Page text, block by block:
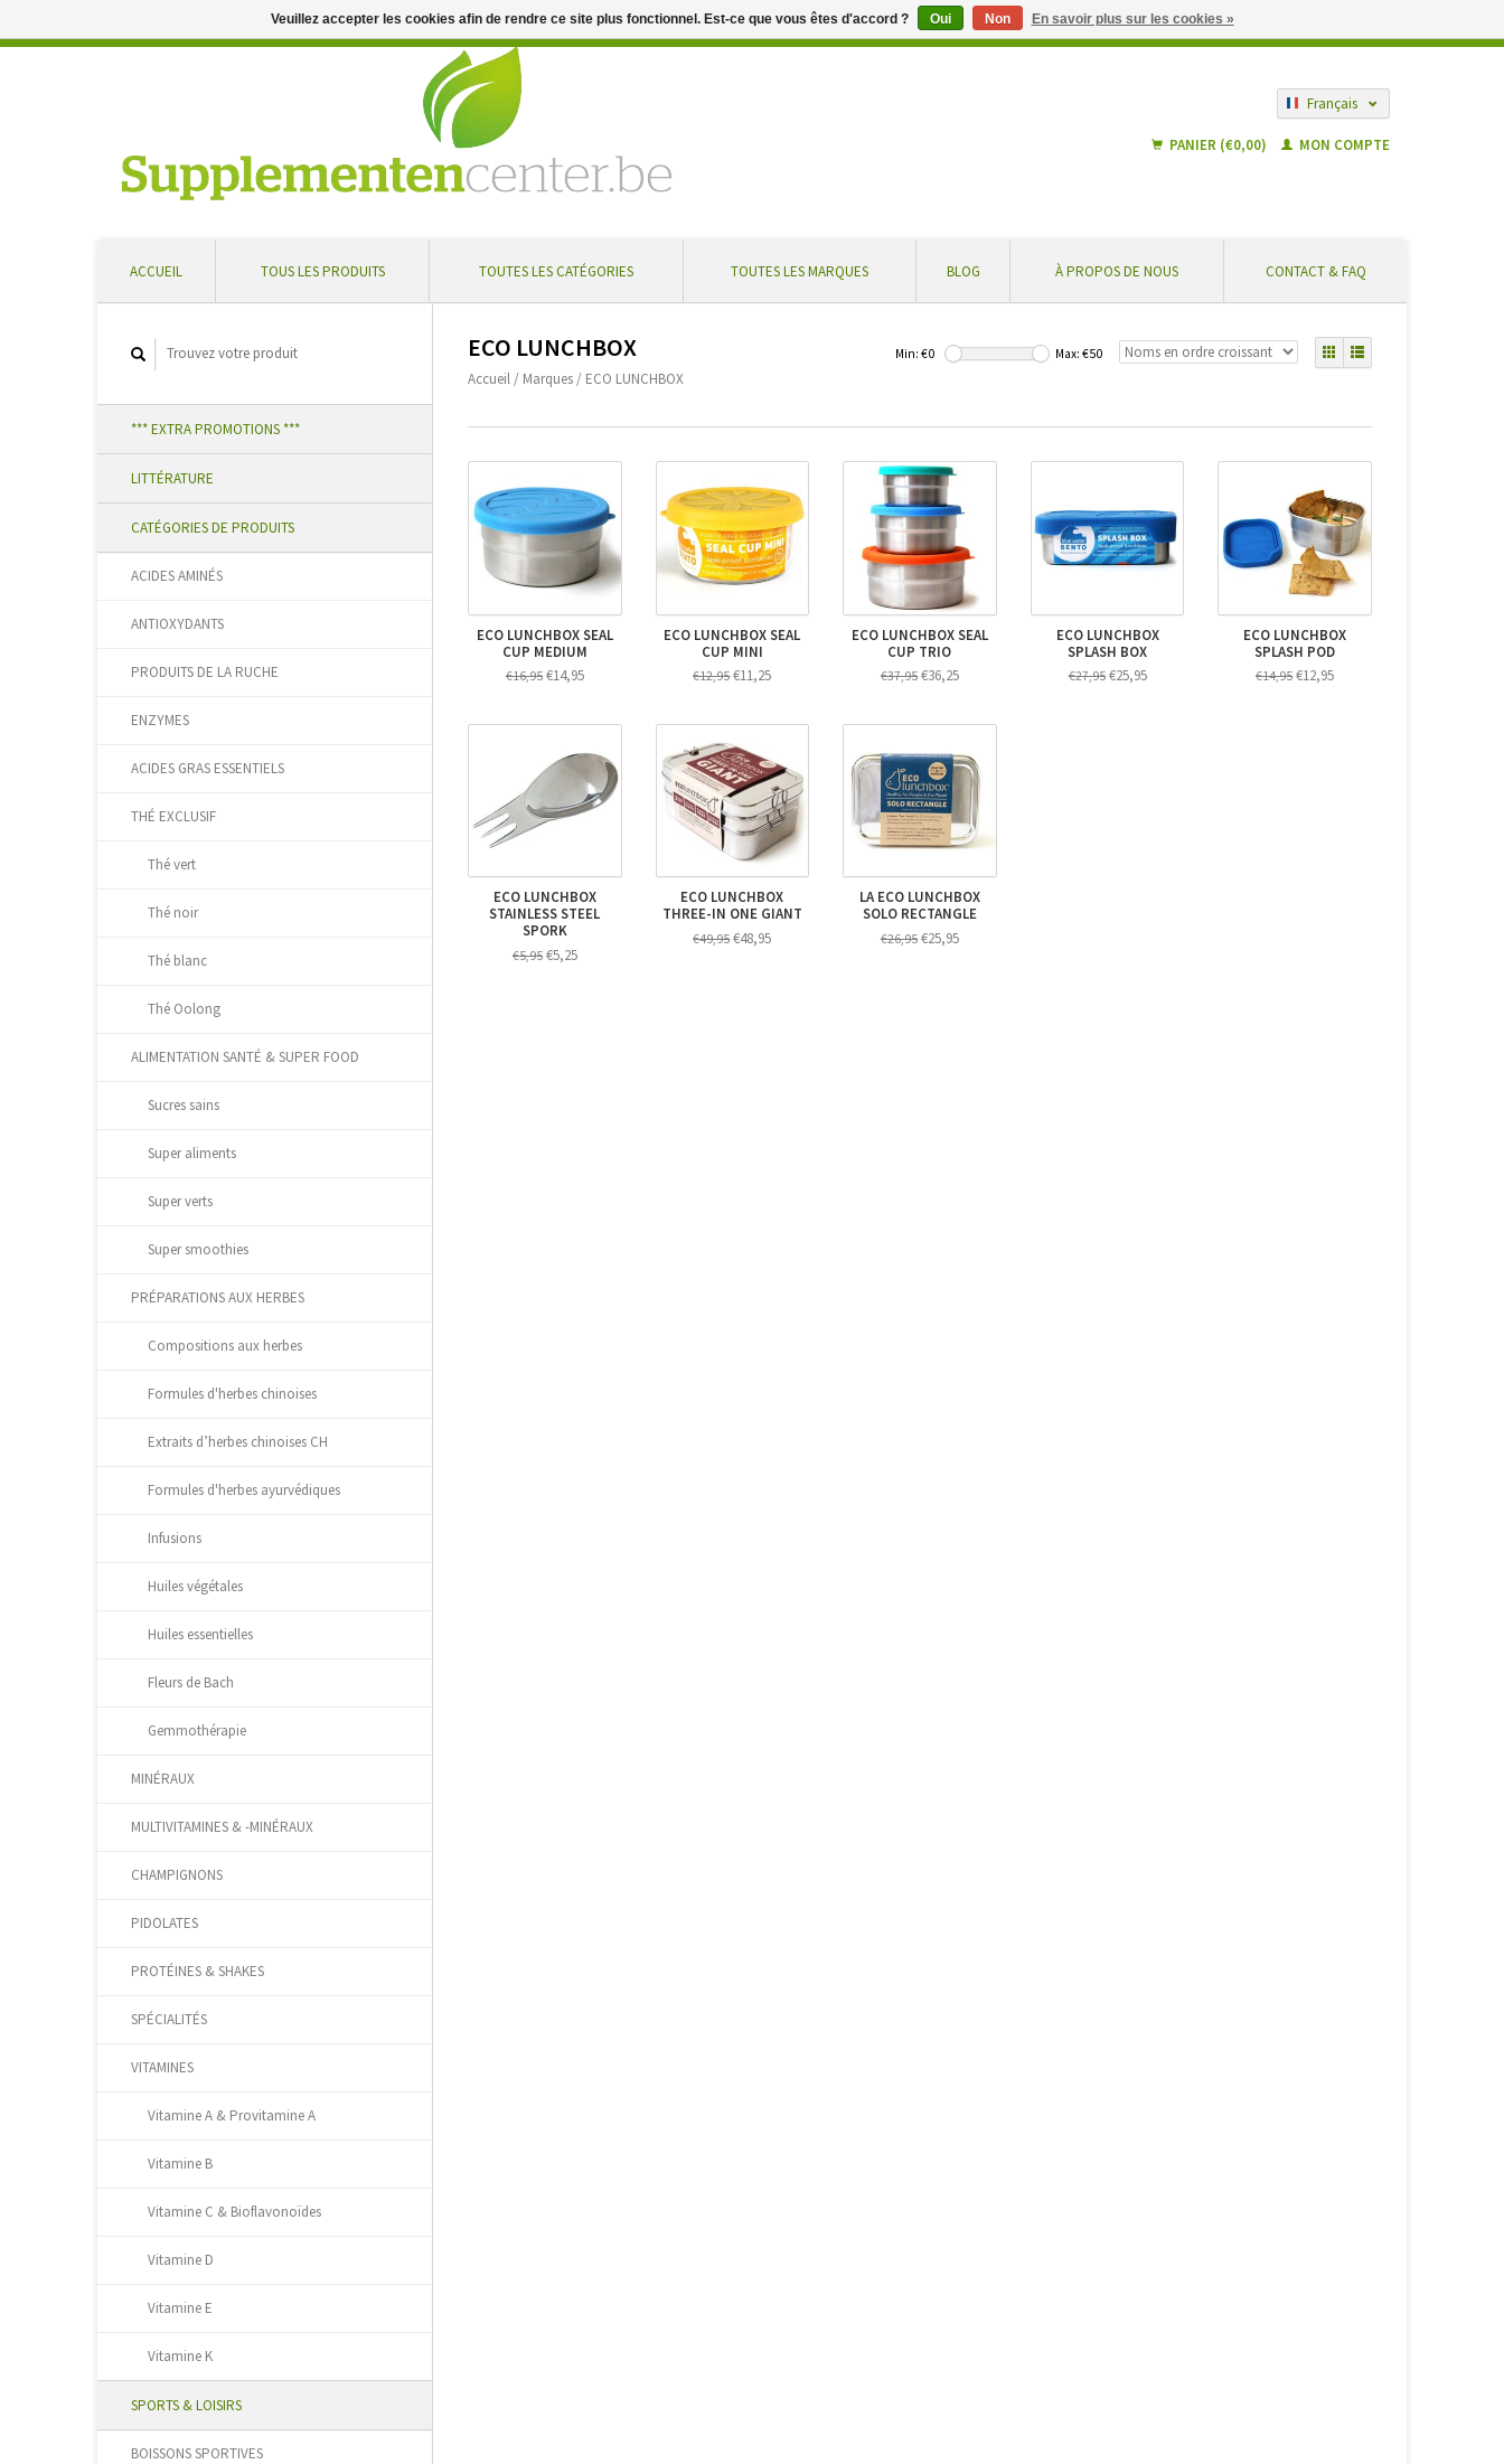
Français
PANIER (€0,00)
MON COMPTE
ACCUEIL TOUS LES PRODUITS TOUTES LES CATÉGORIES TOUTES LES MARQUES BLOG À PROPOS DE NOUS CONTACT & FAQ
*** EXTRA PROMOTIONS ***
LITTÉRATURE
CATÉGORIES DE PRODUITS
ACIDES AMINÉS
ANTIOXYDANTS
PRODUITS DE LA RUCHE
ENZYMES
ACIDES GRAS ESSENTIELS
THÉ EXCLUSIF
Thé vert
Thé noir
Thé blanc
Thé Oolong
ALIMENTATION SANTÉ & SUPER FOOD
Sucres sains
Super aliments
Super verts
Super smoothies
PRÉPARATIONS AUX HERBES
Compositions aux herbes
Formules d'herbes chinoises
Extraits d’herbes chinoises CH
Formules d'herbes ayurvédiques
Infusions
Huiles végétales
Huiles essentielles
Fleurs de Bach
Gemmothérapie
MINÉRAUX
MULTIVITAMINES & -MINÉRAUX
CHAMPIGNONS
PIDOLATES
PROTÉINES & SHAKES
SPÉCIALITÉS
VITAMINES
Vitamine A & Provitamine A
Vitamine B
Vitamine C & Bioflavonoïdes
Vitamine D
Vitamine E
Vitamine K
SPORTS & LOISIRS
BOISSONS SPORTIVES
ECO LUNCHBOX
Accueil / Marques / ECO LUNCHBOX
Min: €0 Max: €50
ECO LUNCHBOX SEAL
CUP MEDIUM
€16,95€14,95
ECO LUNCHBOX SEAL
CUP MINI
€12,95€11,25
ECO LUNCHBOX SEAL
CUP TRIO
€37,95€36,25
ECO LUNCHBOX
SPLASH BOX
€27,95€25,95
ECO LUNCHBOX
SPLASH POD
€14,95 €12,95
ECO LUNCHBOX
STAINLESS STEEL
SPORK
€5,95€5,25
ECO LUNCHBOX
THREE-IN ONE GIANT
€49,95€48,95
LA ECO LUNCHBOX
SOLO RECTANGLE
€26,95€25,95
Veuillez accepter les cookies afin de rendre ce site plus fonctionnel. Est-ce que vous êtes d'accord ? Oui Non En savoir plus sur les cookies »
Conseil professionnel et livraison rapide ... Réduction supplémentaire de 5 % à partir de € 100 ... Livraison gratuite en Belgique à partir de € 55 ... En toute sécurité et sans frais supplémentaires